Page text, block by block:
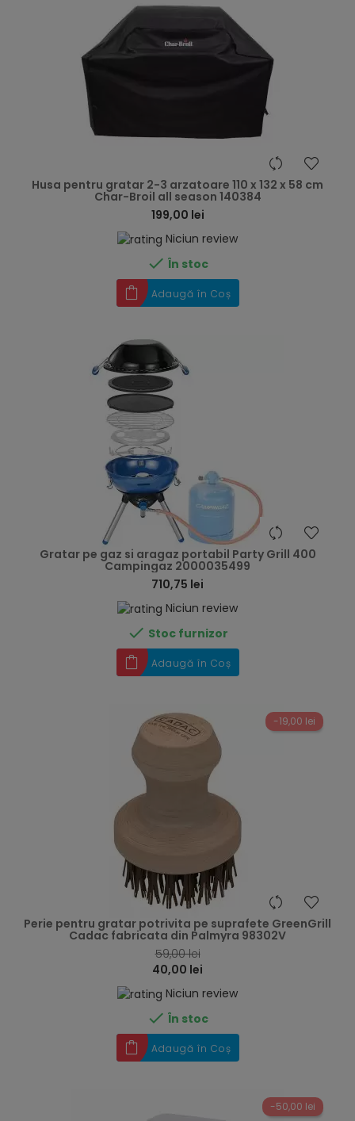
Husa pentru gratar 2-3 arzatoare 110 x 132 x 58 cm
Char-Broil all season 140384
199,00 lei
Niciun review
 În stoc
Adaugă în Coș
Gratar pe gaz si aragaz portabil Party Grill 400
Campingaz 2000035499
710,75 lei
Niciun review
 Stoc furnizor
Adaugă în Coș
-19,00 lei
Perie pentru gratar potrivita pe suprafete GreenGrill
Cadac fabricata din Palmyra 98302V
59,00 lei
40,00 lei
Niciun review
 În stoc
Adaugă în Coș
-50,00 lei